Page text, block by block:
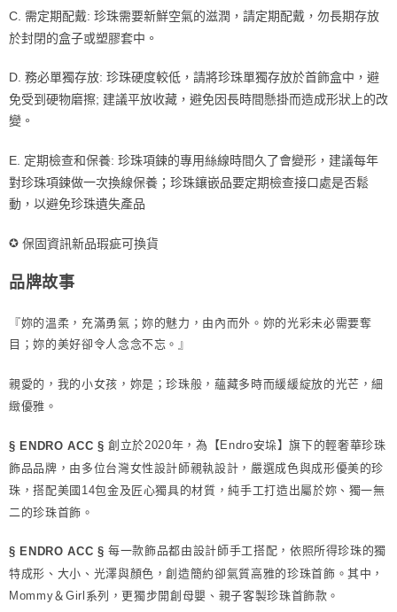
C. 需定期配戴: 珍珠需要新鮮空氣的滋潤，請定期配戴，勿長期存放
於封閉的盒子或塑膠套中。
D. 務必單獨存放: 珍珠硬度較低，請將珍珠單獨存放於首飾盒中，避
免受到硬物磨擦; 建議平放收藏，避免因長時間懸掛而造成形狀上的改
變。
E. 定期檢查和保養: 珍珠項鍊的專用絲線時間久了會變形，建議每年
對珍珠項鍊做一次換線保養；珍珠鑲嵌品要定期檢查接口處是否鬆
動，以避免珍珠遺失產品
✪ 保固資訊新品瑕疵可換貨
品牌故事
『妳的溫柔，充滿勇氣；妳的魅力，由內而外。妳的光彩未必需要奪
目；妳的美好卻令人念念不忘。』
親愛的，我的小女孩，妳是；珍珠般，蘊藏多時而緩緩綻放的光芒，細
緻優雅。
§ ENDRO ACC §創立於2020年，為【Endro安垛】旗下的輕奢華珍珠
飾品品牌，由多位台灣女性設計師親執設計，嚴選成色與成形優美的珍
珠，搭配美國14包金及匠心獨具的材質，純手工打造出屬於妳、獨一無
二的珍珠首飾。
§ ENDRO ACC §每一款飾品都由設計師手工搭配，依照所得珍珠的獨
特成形、大小、光澤與顏色，創造簡約卻氣質高雅的珍珠首飾。其中，
Mommy＆Girl系列，更獨步開創母嬰、親子客製珍珠首飾款。